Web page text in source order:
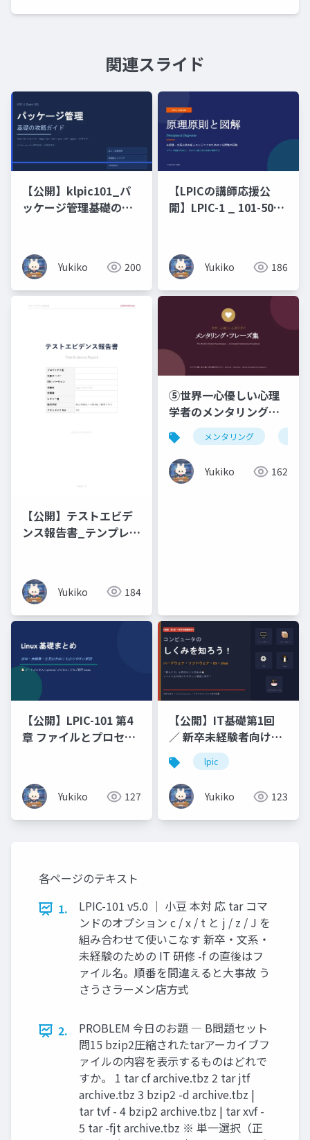
関連スライド
【公開】klpic101_パ
ッケージ管理基礎の攻
Yukiko 200
【LPICの講師応援公
開】LPIC-1 _ 101-500
ンジニアのための 7 日
間集中研修）コマンド
暗記ではなく、なぜそ
う動くのかを図で理解
Yukiko 186
【公開】テストエビデ
ンス報告書_テンプレー
Yukiko 184
⑤世界一心優しい心理
学者のメンタリング・
フレーズ集ビジネス編
× 恋人編 × 浄土真宗の
こころ _ Business ・
Romance ・ Words of
メンタリング
Yukiko 162
【公開】LPIC-101 第4
章 ファイルとプロセス
Yukiko 127
【公開】IT基礎第1回
／ 新卒未経験者向けコ
ンピュータのしくみを
知ろう！ハードウェ
ア・ソフトウェア・
OS・Linux「難しそ
う」と思わなくて大丈
lpic
Yukiko 123
各ページのテキスト
1.
LPIC-101 v5.0 ｜ 小豆 本対 応 tar コマ
ンドのオプション c / x / t と j / z / J を
組み合わせて使いこなす 新卒・文系・
未経験のための IT 研修 -f の直後はフ
ァイル名。順番を間違えると大事故 う
さうさラーメン店方式
2.
PROBLEM 今日のお題 ― B問題セット
問15 bzip2圧縮されたtarアーカイブフ
ァイルの内容を表示するものはどれで
すか。 1 tar cf archive.tbz 2 tar jtf
archive.tbz 3 bzip2 -d archive.tbz |
tar tvf - 4 bzip2 archive.tbz | tar xvf -
5 tar -fjt archive.tbz ※ 単一選択（正